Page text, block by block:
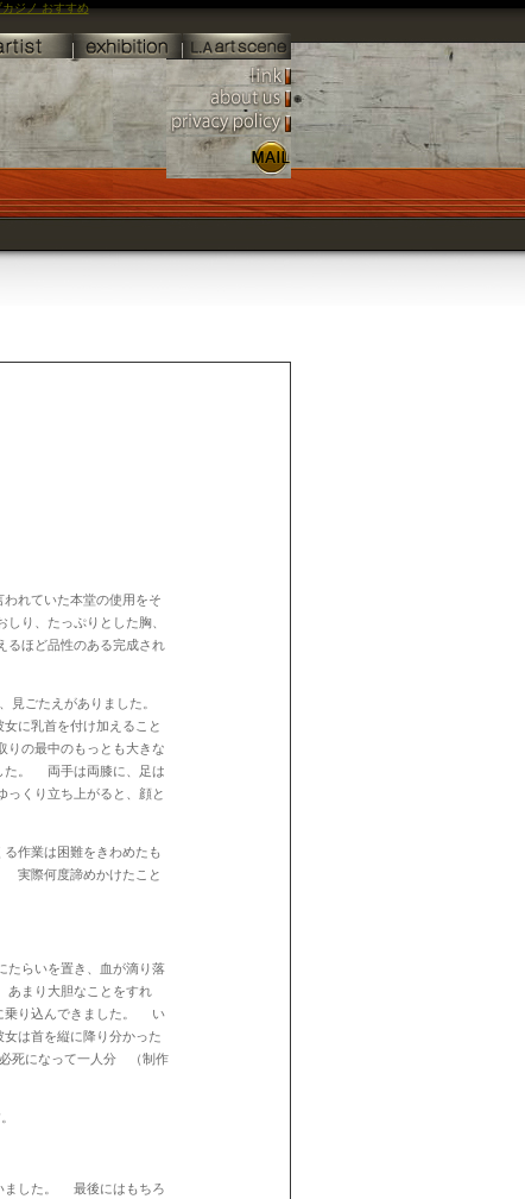
ジノ おすすめ
れていた本堂の使用をそ
り、たっぷりとした胸、
ほど品性のある完成され
見ごたえがありました。
に乳首を付け加えること
の最中のもっとも大きな
た。 両手は両膝に、足は
くり立ち上がると、顔と
作業は困難をきわめたも
実際何度諦めかけたこと
らいを置き、血が滴り落
まり大胆なことをすれ
乗り込んできました。 い
は首を縦に降り分かった
死になって一人分 （制作
ました。 最後にはもちろ